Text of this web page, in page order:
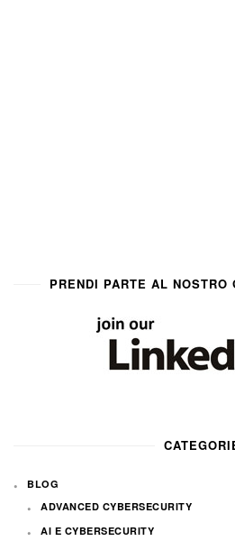
PRENDI PARTE AL NOSTRO
BLOG
ADVANCED CYBERSECURITY
AI E CYBERSECURITY